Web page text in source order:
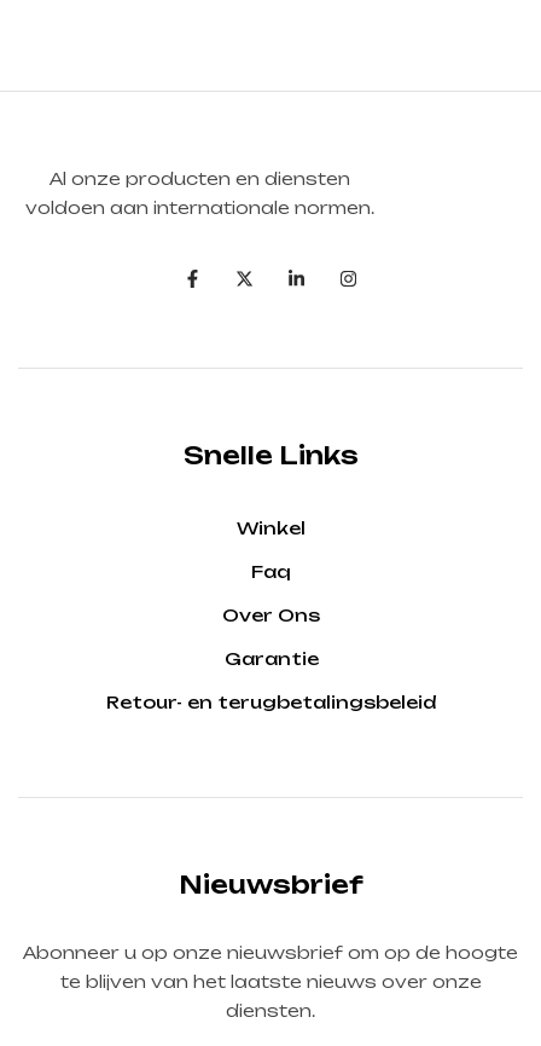
Al onze producten en diensten
voldoen aan internationale normen.
Snelle Links
Winkel
Faq
Over Ons
Garantie
Retour- en terugbetalingsbeleid
Nieuwsbrief
Abonneer u op onze nieuwsbrief om op de hoogte
te blijven van het laatste nieuws over onze
diensten.